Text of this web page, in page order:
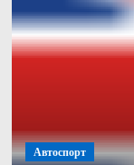
Автоспорт